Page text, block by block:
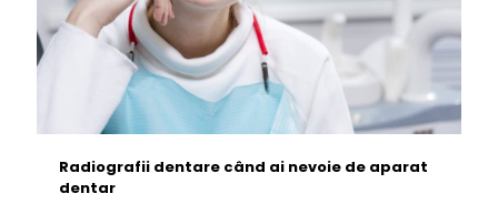
Radiografii dentare când ai nevoie de aparat
dentar